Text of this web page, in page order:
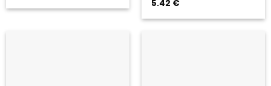
Kategória
5.42 €